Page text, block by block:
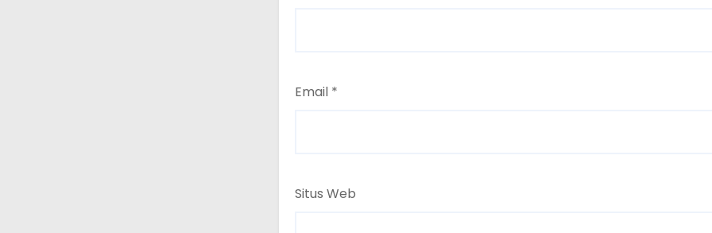
Email *
Situs Web